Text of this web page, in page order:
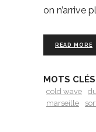
on n’arrive
READ MORE
MOTS CLÉS
cold wave
marseille